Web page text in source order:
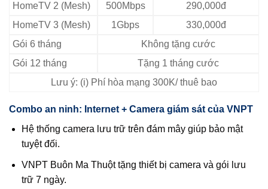
HomeTV 2 (Mesh)
500Mbps
290,000đ
HomeTV 3 (Mesh)
1Gbps
330,000đ
Gói 6 tháng
Không tặng cước
Gói 12 tháng
Tặng 1 tháng cước
Lưu ý: (i) Phí hòa mạng 300K/ thuê bao
Combo an ninh: Internet + Camera giám sát của VNPT
Hệ thống camera lưu trữ trên đám mây giúp bảo mật
tuyệt đối.
VNPT Buôn Ma Thuột tặng thiết bị camera và gói lưu
trữ 7 ngày.